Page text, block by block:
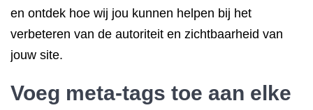
en ontdek hoe wij jou kunnen helpen bij het
verbeteren van de autoriteit en zichtbaarheid van
jouw site.
Voeg meta-tags toe aan elke